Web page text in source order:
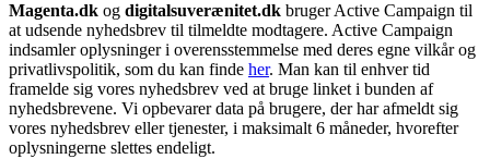
Magenta.dk og digitalsuverænitet.dk bruger Active Campaign til
at udsende nyhedsbrev til tilmeldte modtagere. Active Campaign
indsamler oplysninger i overensstemmelse med deres egne vilkår og
privatlivspolitik, som du kan finde her. Man kan til enhver tid
framelde sig vores nyhedsbrev ved at bruge linket i bunden af
nyhedsbrevene. Vi opbevarer data på brugere, der har afmeldt sig
vores nyhedsbrev eller tjenester, i maksimalt 6 måneder, hvorefter
oplysningerne slettes endeligt.